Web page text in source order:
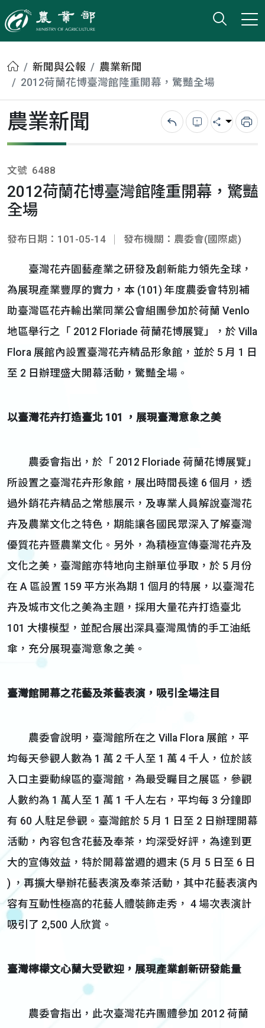
農業部
打開
小版
首頁新聞與公報
農業新聞
2012荷蘭花博臺灣館隆重開幕，驚豔全場
農業新聞 回上一頁錯誤回報
分享 列
文號 6488
2012荷蘭花博臺灣館隆重開幕，驚豔
全場
發布日期：101-05-14 發布機關：農委會(國際處)
臺灣花卉園藝產業之研發及創新能力領先全球，
為展現產業豐厚的實力，本 (101) 年度農委會特別補
助臺灣區花卉輸出業同業公會組團參加於荷蘭 Venlo
地區舉行之「 2012 Floriade 荷蘭花博展覽」，於 Villa
Flora 展館內設置臺灣花卉精品形象館，並於 5 月 1 日
至 2 日辦理盛大開幕活動，驚豔全場。
以臺灣花卉打造臺北 101 ，展現臺灣意象之美
農委會指出，於「 2012 Floriade 荷蘭花博展覽」
所設置之臺灣花卉形象館，展出時間長達 6 個月，透
過外銷花卉精品之常態展示，及專業人員解說臺灣花
卉及農業文化之特色，期能讓各國民眾深入了解臺灣
優質花卉暨農業文化。另外，為積極宣傳臺灣花卉及
文化之美，臺灣館亦特地向主辦單位爭取，於 5 月份
在 A 區設置 159 平方米為期 1 個月的特展，以臺灣花
卉及城市文化之美為主題，採用大量花卉打造臺北
101 大樓模型，並配合展出深具臺灣風情的手工油紙
傘，充分展現臺灣意象之美。
臺灣館開幕之花藝及茶藝表演，吸引全場注目
農委會說明，臺灣館所在之 Villa Flora 展館，平
均每天參觀人數為 1 萬 2 千人至 1 萬 4 千人，位於該
入口主要動線區的臺灣館，為最受矚目之展區，參觀
人數約為 1 萬人至 1 萬 1 千人左右，平均每 3 分鐘即
有 60 人駐足參觀。臺灣館於 5 月 1 日至 2 日辦理開幕
活動，內容包含花藝及奉茶，均深受好評，為達到更
大的宣傳效益，特於開幕當週的週末 (5 月 5 日至 6 日
) ，再擴大舉辦花藝表演及奉茶活動，其中花藝表演內
容有互動性極高的花藝人體裝飾走秀， 4 場次表演計
吸引了 2,500 人欣賞。
臺灣檸檬文心蘭大受歡迎，展現產業創新研發能量
農委會指出，此次臺灣花卉團體參加 2012 荷蘭